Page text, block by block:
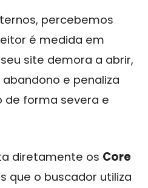
percebemos
é medida em
site demora a abrir,
e penaliza
de forma severa e
diretamente os Core
que o buscador utiliza